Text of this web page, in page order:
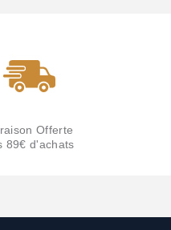
Offerte
89€ d'achats